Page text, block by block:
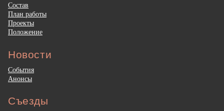
Состав
План работы
Проекты
Положение
Новости
События
Анонсы
Съезды